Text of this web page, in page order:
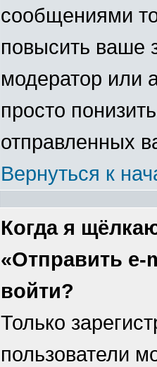
сообщениями
повысить ваше
модератор или
просто
отправленных
Вернуться к
Когда я
«Отправить e-
войти?
Только
пользователи